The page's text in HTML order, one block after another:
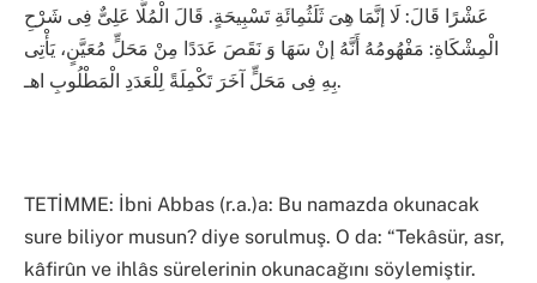
عَشْرًا قَالَ: لَا إنَّمَا هِىَ ثَلَثُمِائَةِ تَسْبِيحَةٍ. قَالَ الْمُلَّا عَلِىٌّ فِى شَرْحِ
الْمِشْكَاةِ: مَفْهُومُهُ أَنَّهُ إنْ سَهَا وَ نَقَصَ عَدَدًا مِنْ مَحَلٍّ مُعَيَّنٍ، يَأْتِى
بِهِ فِى مَحَلٍّ آخَرَ تَكْمِلَةً لِلْعَدَدِ الْمَطْلُوبِ اهـ.
TETİMME: İbni Abbas (r.a.)a: Bu namazda okunacak
sure biliyor musun? diye sorulmuş. O da: “Tekâsür, asr,
kâfirûn ve ihlâs sürelerinin okunacağını söylemiştir.